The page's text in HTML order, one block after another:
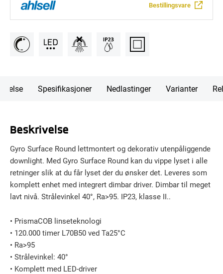
Bestillingsvare
Spesifikasjoner Nedlastinger Varianter
Beskrivelse
Gyro Surface Round lettmontert og dekorativ utenpåliggende
downlight. Med Gyro Surface Round kan du vippe lyset i alle
retninger slik at du får lyset der du ønsker det. Leveres som
komplett enhet med integrert dimbar driver. Dimbar til meget
lavt nivå. Strålevinkel 40°, Ra>95. IP23, klasse II..
• PrismaCOB linseteknologi
• 120.000 timer L70B50 ved Ta25°C
• Ra>95
• Strålevinkel: 40°
• Komplett med LED-driver